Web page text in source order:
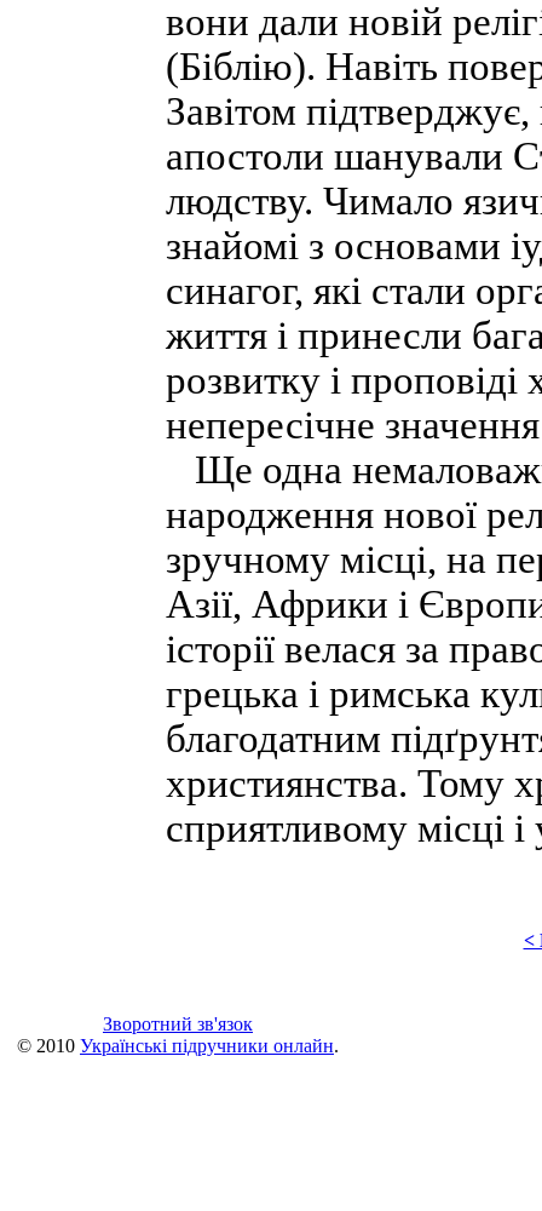
вони дали новій
(Біблію). Навіть
Завітом
апостоли шанували
людству. Чимало
знайомі з основами
синагог, які стали
життя і принесли
розвитку і
непересічне
Ще одна
народження нової
зручному місці, на
Азії, Африки і
історії велася за
грецька і римська
благодатним
християнства. Тому
сприятливому місці
<
Зворотний зв'язок
© 2010 Українські підручники онлайн.